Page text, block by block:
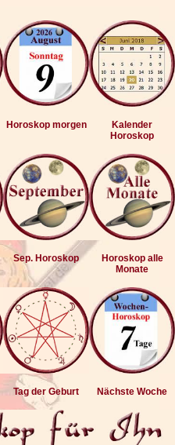
Horoskop morgen
Kalender
Horoskop
Sep. Horoskop
Horoskop alle
Monate
Tag der Geburt Nächste Woche